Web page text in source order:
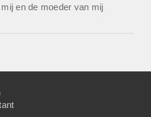
en de moeder van mij